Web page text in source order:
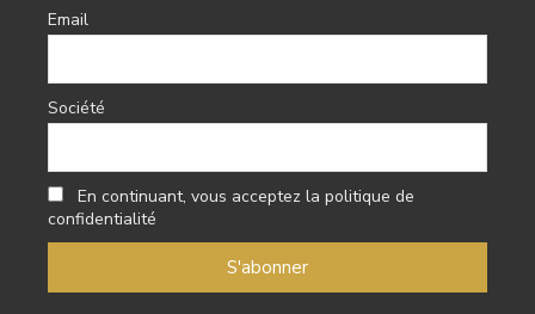
Email
Société
En continuant, vous acceptez la politique de
confidentialité